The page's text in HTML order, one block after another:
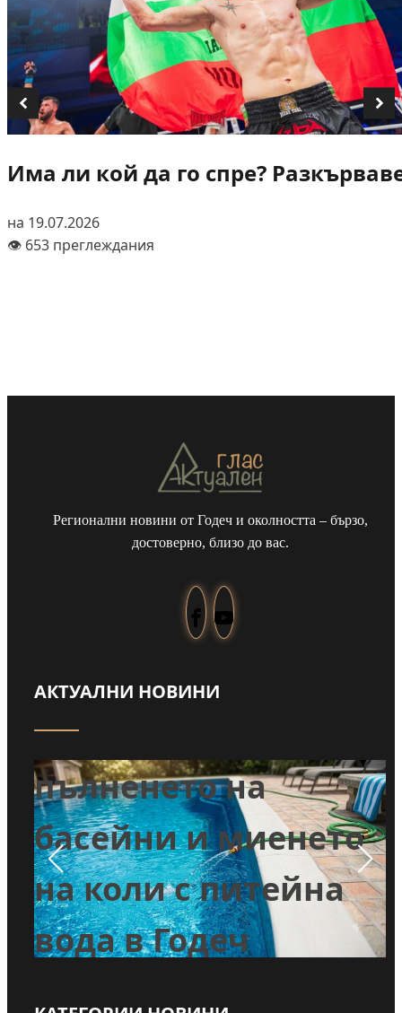
Има ли кой да го спре?
на 19.07.2026
👁️ 653 преглеждания
Регионални новини от Годеч и околността – бързо,
достоверно, близо до вас.
АКТУАЛНИ НОВИНИ
Забраниха
пълненето на
басейни и миенето
на коли с питейна
вода в Годеч